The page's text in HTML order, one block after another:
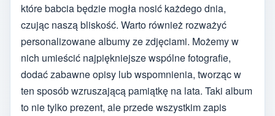
które babcia będzie mogła nosić każdego dnia,
czując naszą bliskość. Warto również rozważyć
personalizowane albumy ze zdjęciami. Możemy w
nich umieścić najpiękniejsze wspólne fotografie,
dodać zabawne opisy lub wspomnienia, tworząc w
ten sposób wzruszającą pamiątkę na lata. Taki album
to nie tylko prezent, ale przede wszystkim zapis